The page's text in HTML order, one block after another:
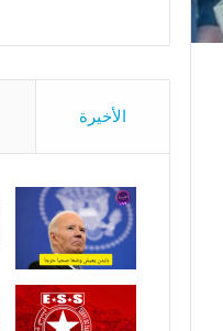
الأخيرة